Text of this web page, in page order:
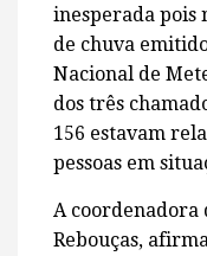
inesperada pois
de chuva
Nacional de
dos três
156 estavam
pessoas em
A coordenadora
Rebouças,